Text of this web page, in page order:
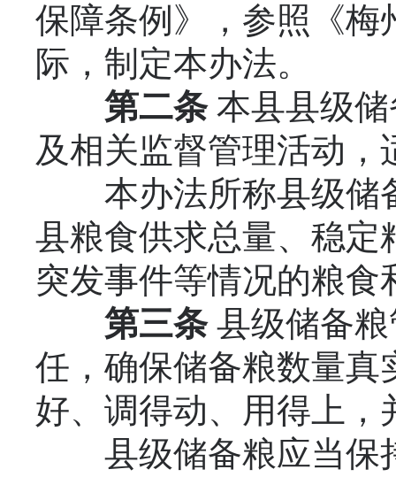
保障条例》，参照《梅
际，制定本办法。
第二条本县县级储
及相关监督管理活动，
本办法所称县级储
县粮食供求总量、稳定
突发事件等情况的粮食
第三条县级储备粮
任，确保储备粮数量真
好、调得动、用得上，
县级储备粮应当保